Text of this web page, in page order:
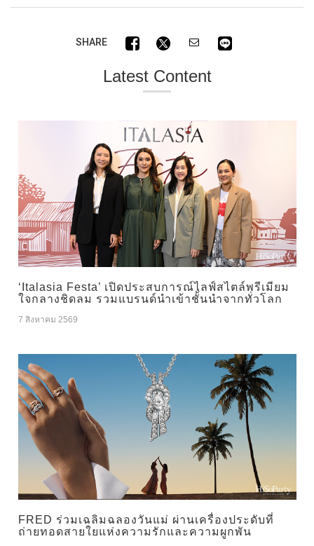
SHARE
Latest Content
‘Italasia Festa’ เปิดประสบการณ์ไลฟ์สไตล์พรีเมียม
ใจกลางชิดลม รวมแบรนด์นำเข้าชั้นนำจากทั่วโลก
7 สิงหาคม 2569
FRED ร่วมเฉลิมฉลองวันแม่ ผ่านเครื่องประดับที่
ถ่ายทอดสายใยแห่งความรักและความผูกพัน